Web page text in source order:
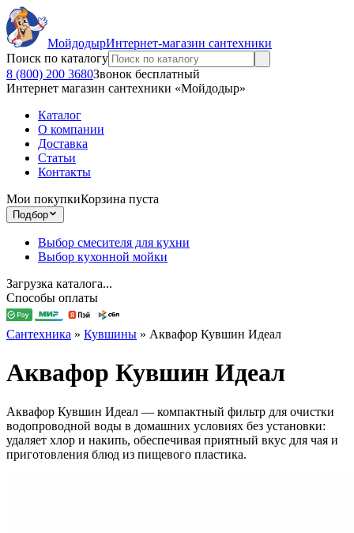
МойдодырИнтернет-магазин сантехники
Поиск по каталогу
8 (800) 200 3680Звонок бесплатный
Интернет магазин сантехники «Мойдодыр»
Каталог
О компании
Доставка
Статьи
Контакты
Мои покупкиКорзина пуста
Подбор
Выбор смесителя для кухни
Выбор кухонной мойки
Загрузка каталога...
Способы оплаты
Сантехника » Кувшины » Аквафор Кувшин Идеал
Аквафор Кувшин Идеал
Аквафор Кувшин Идеал — компактный фильтр для очистки
водопроводной воды в домашних условиях без установки:
удаляет хлор и накипь, обеспечивая приятный вкус для чая и
приготовления блюд из пищевого пластика.